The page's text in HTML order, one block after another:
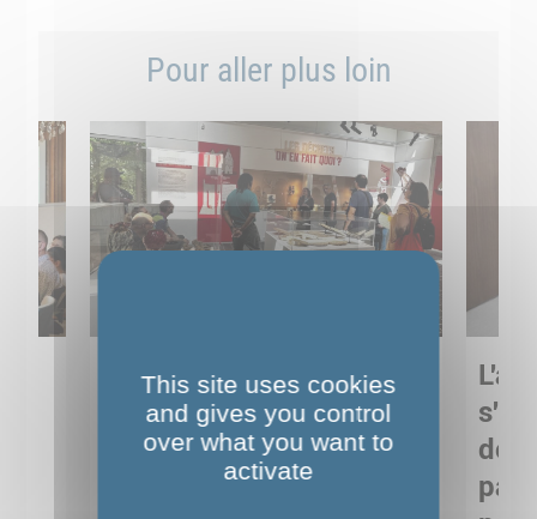
Pour aller plus loin
Sortie pédagogique au
Musée de Préhistoire de
Nemours : apprendre
autrement grâce à la
de
This site uses cookies
and gives you control
over what you want to
activate